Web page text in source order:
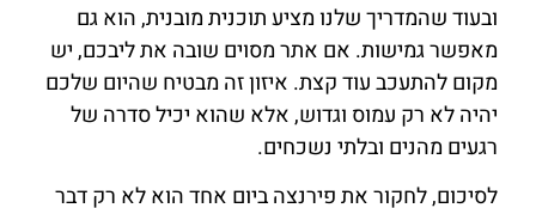
ובעוד שהמדריך שלנו מציע תוכנית מובנית, הוא גם
מאפשר גמישות. אם אתר מסוים שובה את ליבכם, יש
מקום להתעכב עוד קצת. איזון זה מבטיח שהיום שלכם
יהיה לא רק עמוס וגדוש, אלא שהוא יכיל סדרה של
רגעים מהנים ובלתי נשכחים.
לסיכום, לחקור את פירנצה ביום אחד הוא לא רק דבר